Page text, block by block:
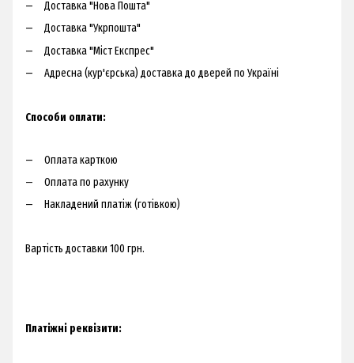
Доставка "Нова Пошта"
Доставка "Укрпошта"
Доставка "Міст Експрес"
Адресна (кур'єрська) доставка до дверей по Україні​
Способи оплати:
Оплата карткою
Оплата по рахунку
Накладений платіж (готівкою)
Вартість доставки 100 грн.​
Платіжні реквізити: